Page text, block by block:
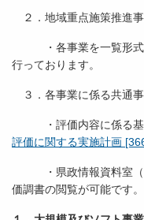
２．地域重点施策推進
・各事業を一覧形式で
行っております。
３．各事業に係る共通
・評価内容に係る基
評価に関する実施計画
・県政情報資料室（広
価調書の閲覧が可能です。